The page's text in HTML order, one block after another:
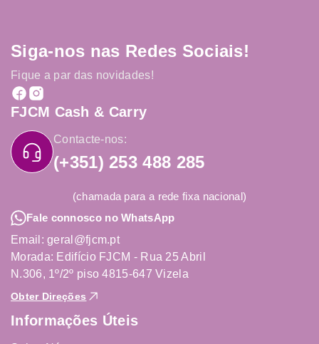
Siga-nos nas Redes Sociais!
Fique a par das novidades!
FJCM Cash & Carry
Contacte-nos:
(+351) 253 488 285
(chamada para a rede fixa nacional)
Fale connosco no WhatsApp
Email: geral@fjcm.pt
Morada: Edifício FJCM - Rua 25 Abril
N.306, 1º/2º piso 4815-647 Vizela
Obter Direções
Informações Úteis